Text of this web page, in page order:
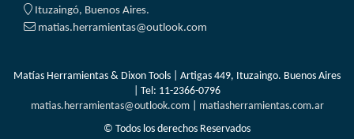
Ituzaingó, Buenos Aires.
matias.herramientas@outlook.com
Matías Herramientas & Dixon Tools | Artigas 449, Ituzaingo. Buenos Aires
| Tel: 11-2366-0796
matias.herramientas@outlook.com| matiasherramientas.com.ar
© Todos los derechos Reservados